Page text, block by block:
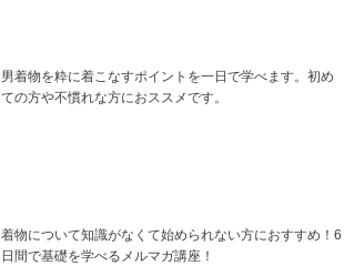
男着物を粋に着こなすポイントを一日で学べます。初め
ての方や不慣れな方におススメです。
着物について知識がなくて始められない方におすすめ！6
日間で基礎を学べるメルマガ講座！